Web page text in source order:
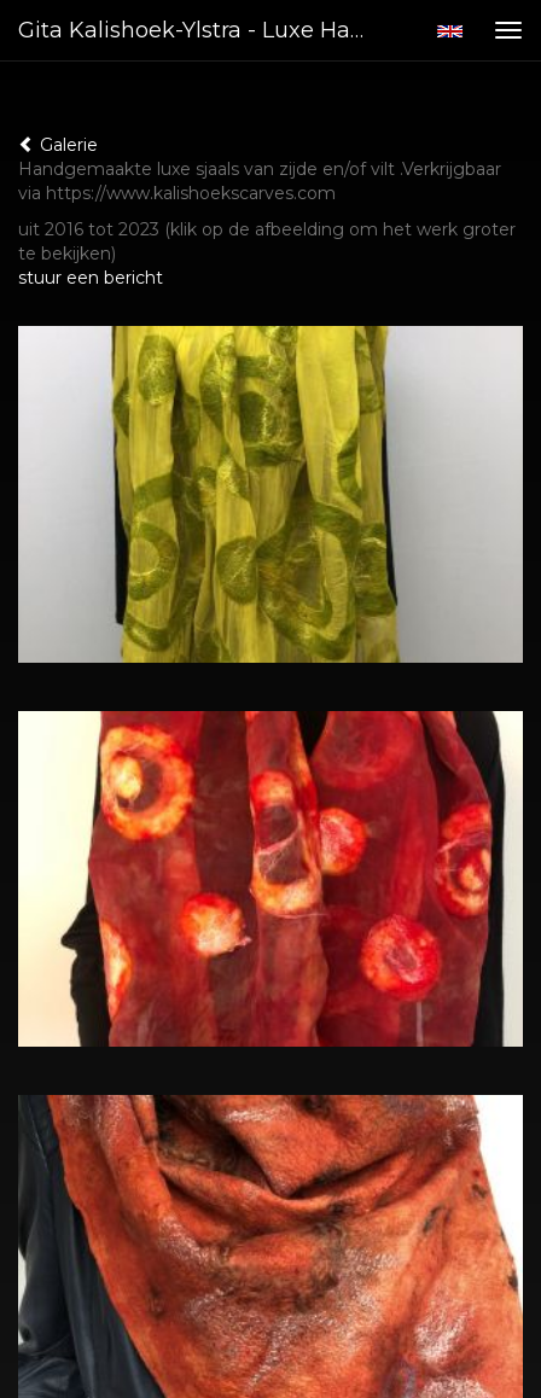
Gita Kalishoek-Ylstra - Luxe Handgemaakte Sjaals Van Zijde En/of Vilt
Galerie
Handgemaakte luxe sjaals van zijde en/of vilt .Verkrijgbaar
via https://www.kalishoekscarves.com
uit 2016 tot 2023 (klik op de afbeelding om het werk groter
te bekijken)
stuur een bericht